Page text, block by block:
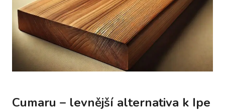
Cumaru – levnější alternativa k Ipe